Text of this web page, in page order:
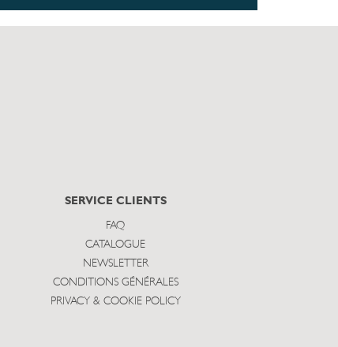
SERVICE CLIENTS
FAQ
CATALOGUE
NEWSLETTER
CONDITIONS GÉNÉRALES
PRIVACY & COOKIE POLICY